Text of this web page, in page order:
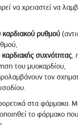
να χρειαστεί να
καρδιακού ρυθμού
συχνότητας,
του μυοκαρδίου,
τον
στα φάρμακα.
το φάρμακο